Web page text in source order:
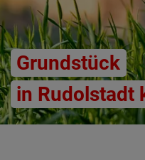
Grundstück
in Rudolstadt